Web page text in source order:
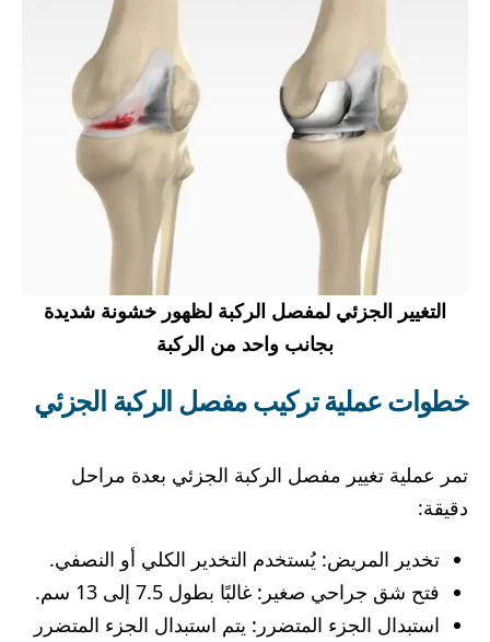
التغيير الجزئي لمفصل الركبة لظهور خشونة شديدة
بجانب واحد من الركبة
خطوات عملية تركيب مفصل الركبة الجزئي
تمر عملية تغيير مفصل الركبة الجزئي بعدة مراحل
دقيقة:
تخدير المريض: يُستخدم التخدير الكلي أو النصفي.
فتح شق جراحي صغير: غالبًا بطول 7.5 إلى 13 سم.
استبدال الجزء المتضرر: يتم استبدال الجزء المتضرر